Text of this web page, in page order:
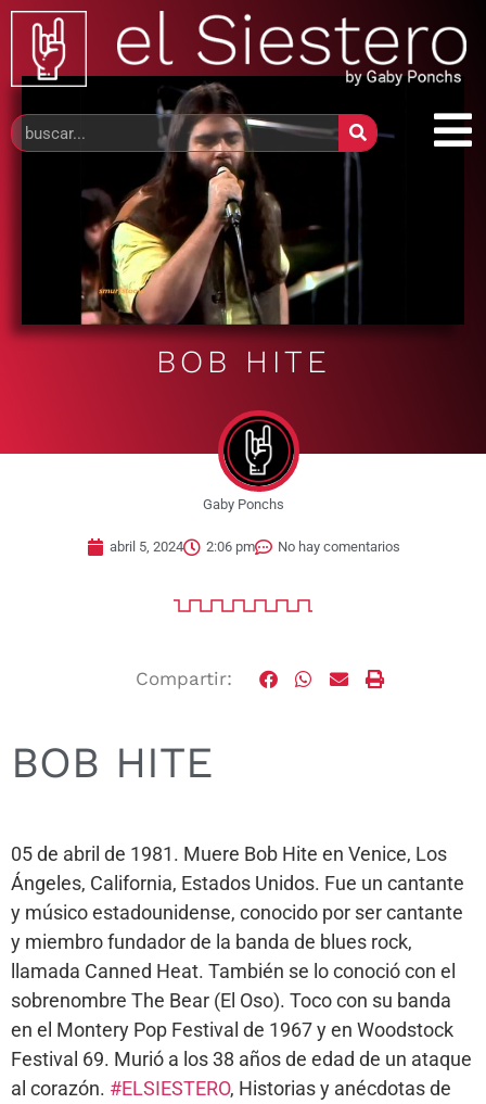
BOB HITE
Gaby Ponchs
abril 5, 2024 2:06 pm No hay comentarios
Compartir:
BOB HITE
05 de abril de 1981. Muere Bob Hite en Venice, Los
Ángeles, California, Estados Unidos. Fue un cantante
y músico estadounidense, conocido por ser cantante
y miembro fundador de la banda de blues rock,
llamada Canned Heat. También se lo conoció con el
sobrenombre The Bear (El Oso). Toco con su banda
en el Montery Pop Festival de 1967 y en Woodstock
Festival 69. Murió a los 38 años de edad de un ataque
al corazón. #ELSIESTERO, Historias y anécdotas de